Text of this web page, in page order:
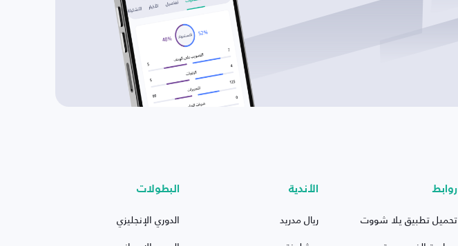
روابط
تحميل تطبيق يلا شووت
الأندية
ريال مدريد
البطولات
الدوري الإنجليزي